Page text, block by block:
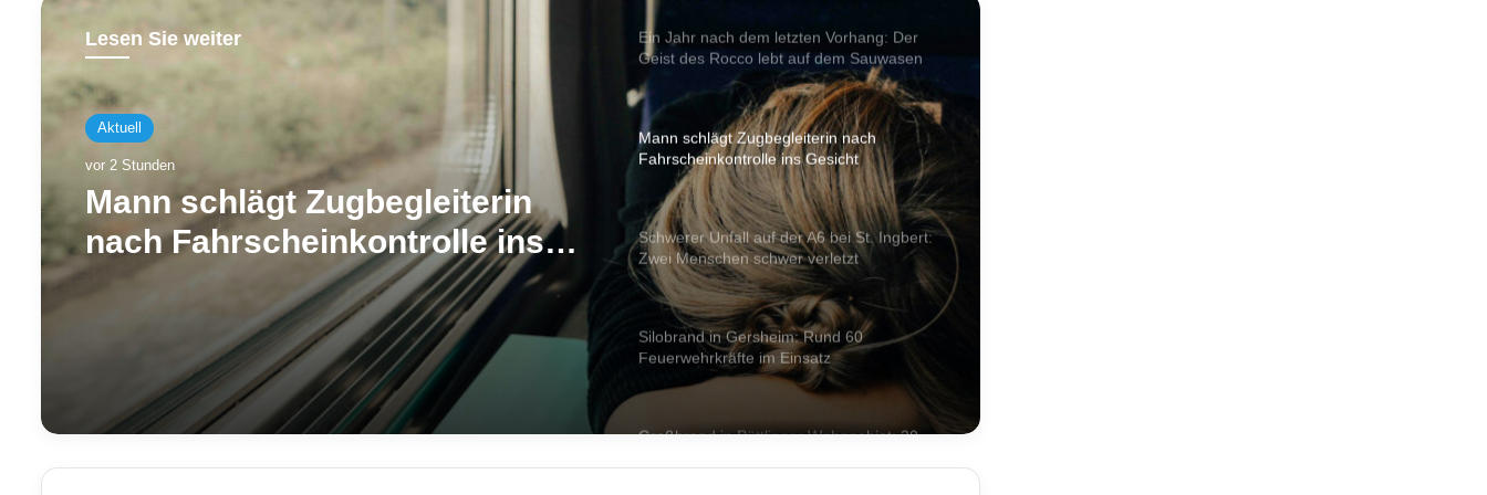
Lesen Sie weiter
Aktuell
vor 2 Stunden
Mann schlägt Zugbegleiterin
nach Fahrscheinkontrolle ins
Gesicht
Ein Jahr nach dem letzten Vorhang: Der
Geist des Rocco lebt auf dem Sauwasen
weiter
Mann schlägt Zugbegleiterin nach
Fahrscheinkontrolle ins Gesicht
Schwerer Unfall auf der A6 bei St. Ingbert:
Zwei Menschen schwer verletzt
Silobrand in Gersheim: Rund 60
Feuerwehrkräfte im Einsatz
Großbrand in Püttlinger Wohngebiet: 20